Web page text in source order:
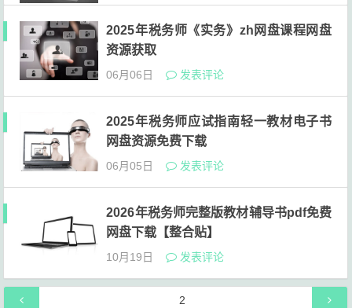
2025年税务师《实务》zh网盘课程网盘
资源获取
06月06日 发表评论
2025年税务师应试指南轻一教材电子书
网盘资源免费下载
06月05日 发表评论
2026年税务师完整版教材辅导书pdf免费
网盘下载【整合贴】
10月19日 发表评论
2